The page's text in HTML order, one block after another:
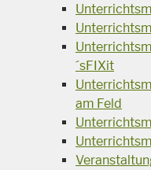
´sFIXit
am Feld